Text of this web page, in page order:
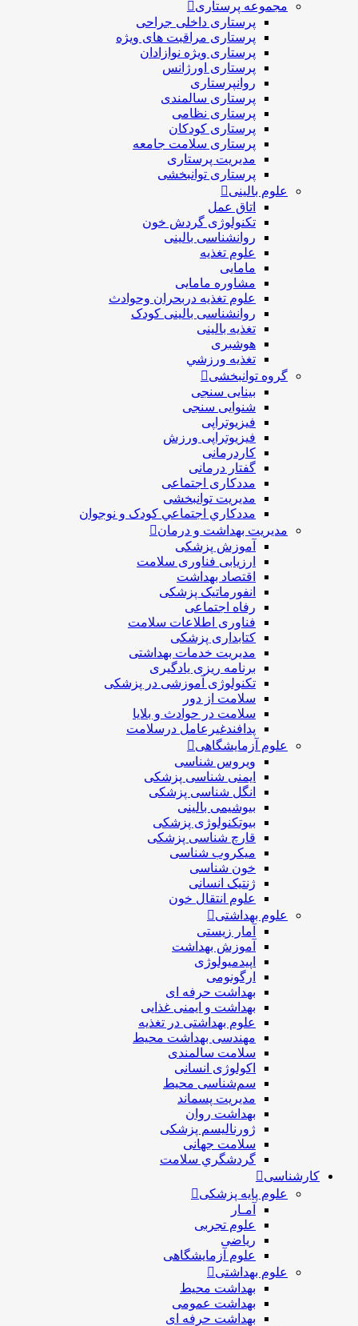
مجموعه پرستاری
پرستاری داخلی جراحی
پرستاری مراقبت های ويژه
پرستاری ويژه نوازادان
پرستاری اورژانس
روانپرستاری
پرستاری سالمندی
پرستاری نظامی
پرستاری کودکان
پرستاری سلامت جامعه
مدیریت پرستاری
پرستاری توانبخشی
علوم بالینی
اتاق عمل
تکنولوژی گردش خون
روانشناسی بالینی
علوم تغذیه
مامایی
مشاوره مامایی
علوم تغذیه دربحران وحوادث
روانشناسی بالینی کودک
تغذیه بالینی
هوشبری
تغذيه ورزشي
گروه توانبخشی
بینایی سنجی
شنوایی سنجی
فیزیوتراپی
فیزیوتراپی ورزش
کاردرمانی
گفتار درمانی
مددکاری اجتماعی
مديريت توانبخشی
مددکاري اجتماعي کودک و نوجوان
مدیریت بهداشت و درمان
آموزش پزشکی
ارزیابی فناوری سلامت
اقتصاد بهداشت
انفورماتیک پزشکی
رفاه اجتماعی
فناوری اطلاعات سلامت
کتابداری پزشکی
مديريت خدمات بهداشتی
برنامه ریزی یادگیری
تکنولوژی آموزشی در پزشکی
سلامت از دور
سلامت در حوادث و بلایا
پدافندغیرعامل درسلامت
علوم آزمایشگاهی
ویروس شناسی
ایمنی شناسی پزشكی
انگل شناسی پزشکی
بیوشیمی بالینی
بیوتکنولوژی پزشکی
قارچ شناسی پزشکی
ميكروب شناسی
خون شناسی
ژنتیک انسانی
علوم انتقال خون
علوم بهداشتی
آمار زیستی
آموزش بهداشت
اپیدمیولوژی
ارگونومی
بهداشت حرفه ای
بهداشت و ایمنی غذایی
علوم بهداشتی در تغذیه
مهندسی بهداشت محيط
سلامت سالمندی
اکولوژی انسانی
سم‌شناسی محیط
مدیریت پسماند
بهداشت روان
ژورنالیسم پزشکی
سلامت جهانی
گردشگري سلامت
کارشناسی
علوم پایه پزشکی
آمـار
علوم تجربی
ریاضی
علوم آزمایشگاهی
علوم بهداشتی
بهداشت محیط
بهداشت عمومی
بهداشت حرفه ای